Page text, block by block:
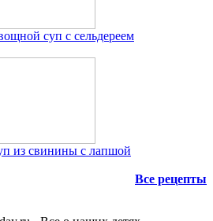
суп с сельдереем
из свинины с лапшой
Все рецепты